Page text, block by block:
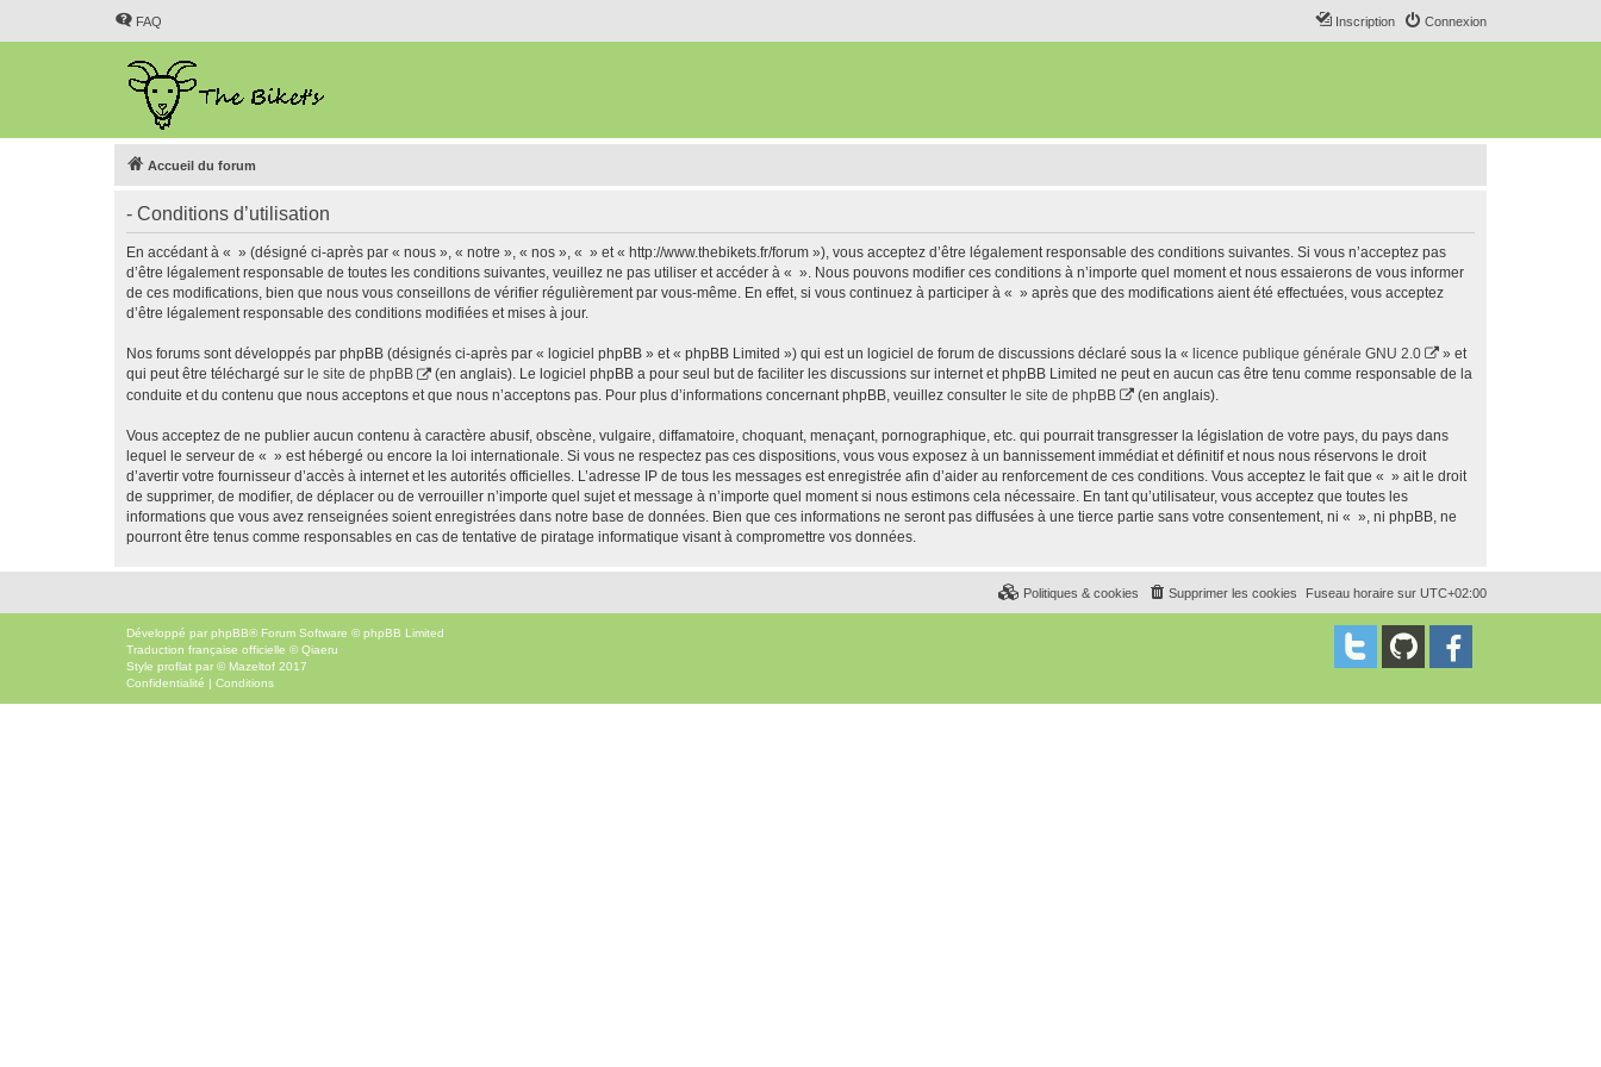
FAQ Connexion
Inscription
Accueil du forum
- Conditions d’utilisation
En accédant à « » (désigné ci-après par « nous », « notre », « nos », « » et « http://www.thebikets.fr/forum »), vous acceptez d’être légalement responsable des conditions suivantes. Si vous n’acceptez pas
d’être légalement responsable de toutes les conditions suivantes, veuillez ne pas utiliser et accéder à « ». Nous pouvons modifier ces conditions à n’importe quel moment et nous essaierons de vous informer
de ces modifications, bien que nous vous conseillons de vérifier régulièrement par vous-même. En effet, si vous continuez à participer à « » après que des modifications aient été effectuées, vous acceptez
d’être légalement responsable des conditions modifiées et mises à jour.
Nos forums sont développés par phpBB (désignés ci-après par « logiciel phpBB » et « phpBB Limited ») qui est un logiciel de forum de discussions déclaré sous la « licence publique générale GNU 2.0
» et
qui peut être téléchargé sur le site de phpBB
(en anglais). Le logiciel phpBB a pour seul but de faciliter les discussions sur internet et phpBB Limited ne peut en aucun cas être tenu comme responsable de la
conduite et du contenu que nous acceptons et que nous n’acceptons pas. Pour plus d’informations concernant phpBB, veuillez consulter le site de phpBB (en anglais).
Vous acceptez de ne publier aucun contenu à caractère abusif, obscène, vulgaire, diffamatoire, choquant, menaçant, pornographique, etc. qui pourrait transgresser la législation de votre pays, du pays dans
lequel le serveur de « » est hébergé ou encore la loi internationale. Si vous ne respectez pas ces dispositions, vous vous exposez à un bannissement immédiat et définitif et nous nous réservons le droit
d’avertir votre fournisseur d’accès à internet et les autorités officielles. L’adresse IP de tous les messages est enregistrée afin d’aider au renforcement de ces conditions. Vous acceptez le fait que « » ait le droit
de supprimer, de modifier, de déplacer ou de verrouiller n’importe quel sujet et message à n’importe quel moment si nous estimons cela nécessaire. En tant qu’utilisateur, vous acceptez que toutes les
informations que vous avez renseignées soient enregistrées dans notre base de données. Bien que ces informations ne seront pas diffusées à une tierce partie sans votre consentement, ni « », ni phpBB, ne
pourront être tenus comme responsables en cas de tentative de piratage informatique visant à compromettre vos données.
Fuseau horaire sur UTC+02:00
Supprimer les cookies
Politiques & cookies
Développé par phpBB® Forum Software © phpBB Limited
Traduction française officielle ©Qiaeru
Style proflat par © Mazeltof 2017
Confidentialité | Conditions